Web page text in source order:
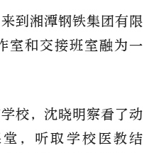
到湘潭钢铁集团有限
室和交接班室融为一
校，沈晓明察看了动
，听取学校医教结